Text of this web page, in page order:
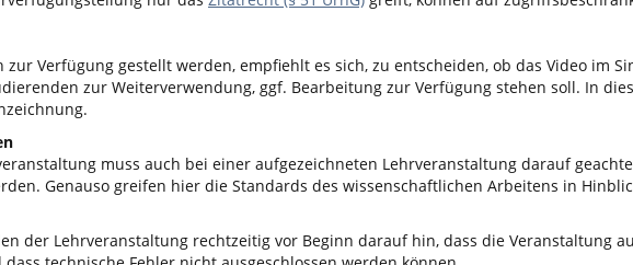
Verfügung gestellt werden, empfiehlt es sich, zu entscheiden, ob das Video im
zur Weiterverwendung, ggf. Bearbeitung zur Verfügung stehen soll. In
muss auch bei einer aufgezeichneten Lehrveranstaltung darauf
Genauso greifen hier die Standards des wissenschaftlichen Arbeitens in
der Lehrveranstaltung rechtzeitig vor Beginn darauf hin, dass die Veranstaltung